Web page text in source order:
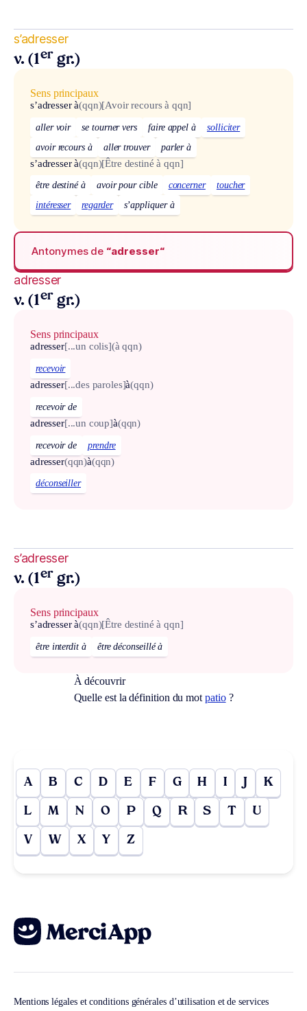
s’adresser
v. (1er gr.)
Sens principaux
s’adresser à(qqn)[Avoir recours à qqn]
aller voir se tourner vers faire appel à
solliciter
avoir recours à
aller trouver parler à
s’adresser à(qqn)[Être destiné à qqn]
être destiné à avoir pour cible concerner
toucher
intéresser
regarder s’appliquer à
Antonymes de “adresser“
adresser
v. (1er gr.)
Sens principaux
adresser[...un colis](à qqn)
recevoir
adresser[...des paroles]à(qqn)
recevoir de
adresser[...un coup]à(qqn)
recevoir de prendre
adresser(qqn)à(qqn)
déconseiller
s’adresser
v. (1er gr.)
Sens principaux
s’adresser à(qqn)[Être destiné à qqn]
être interdit à être déconseillé à
À découvrir
Quelle est la définition du mot patio?
A B C D E F G H I J K
L M N O P Q R S T U
V W X Y Z
Mentions légales et conditions générales d’utilisation et de services